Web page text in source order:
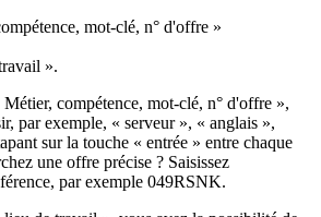
mot-clé, n° d'offre »
».
compétence, mot-clé, n° d'offre »,
par exemple, « serveur », « anglais »,
sur la touche « entrée » entre chaque
une offre précise ? Saisissez
par exemple 049RSNK.